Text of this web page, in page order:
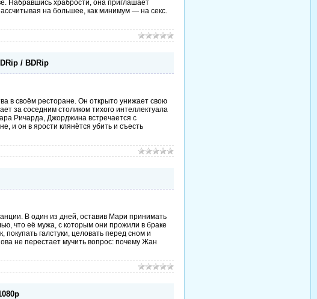
Набравшись храбрости, она приглашает
на большее, как минимум — на секс.
/ BDRip
в своём ресторане. Он открыто унижает свою
за соседним столиком тихого интеллектуала
Ричарда, Джорджина встречается с
и он в ярости клянётся убить и съесть
В один из дней, оставив Мари принимать
что её мужа, с которым они прожили в браке
галстуки, целовать перед сном и
не перестает мучить вопрос: почему Жан